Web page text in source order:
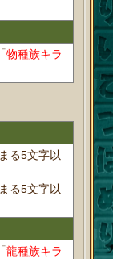
物種族キラ
る5文字以
る5文字以
龍種族キラ